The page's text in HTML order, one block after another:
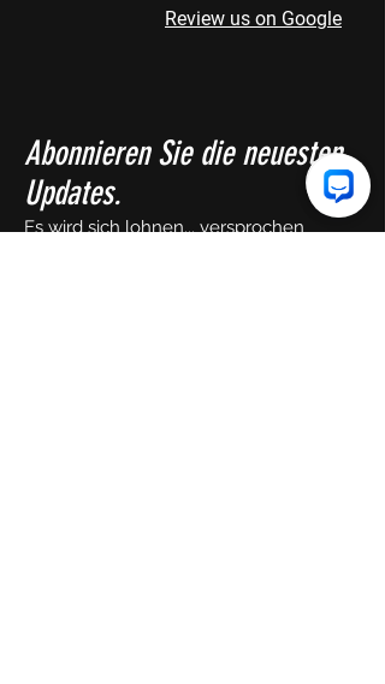
Review us on Google
Abonnieren Sie die neuesten
Updates.
Es wird sich lohnen... versprochen